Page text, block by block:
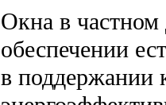
Окна в
обеспечении
в поддержании